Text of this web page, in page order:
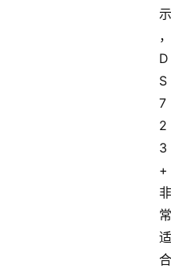
示
，
D
S
7
2
3
+
非
常
适
合